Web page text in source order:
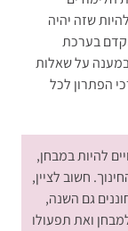
שזה יהיה
בערכת
על שאלות
הפתרון לכל
להיות במבחן,
חשוב לציין,
גם השנה,
ואת תפעולו